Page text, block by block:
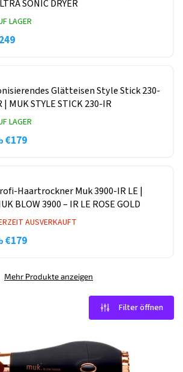
SONIC DRYER
LAGER
Glätteisen Style Stick 230-
| MUK STYLE STICK 230-IR
LAGER
€179
Haartrockner Muk 3900-IR LE |
BLOW 3900 – IR LE ROSE GOLD
AUSVERKAUFT
€179
Mehr Produkte anzeigen
Filter öffnen